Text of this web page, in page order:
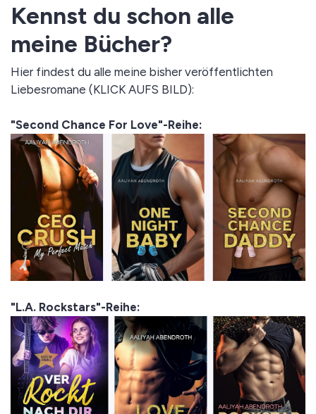
Kennst du schon alle
meine Bücher?
Hier findest du alle meine bisher veröffentlichten
Liebesromane (KLICK AUFS BILD):
"Second Chance For Love"-Reihe:
"L.A. Rockstars"-Reihe: